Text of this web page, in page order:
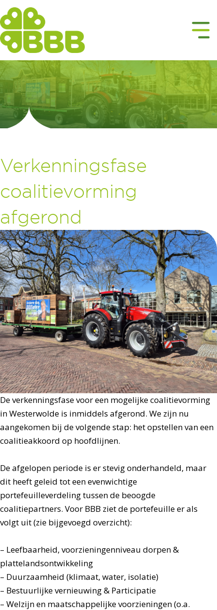
Verkenningsfase
coalitievorming
afgerond
De verkenningsfase voor een mogelijke coalitievorming
in Westerwolde is inmiddels afgerond. We zijn nu
aangekomen bij de volgende stap: het opstellen van een
coalitieakkoord op hoofdlijnen.
De afgelopen periode is er stevig onderhandeld, maar
dit heeft geleid tot een evenwichtige
portefeuilleverdeling tussen de beoogde
coalitiepartners. Voor BBB ziet de portefeuille er als
volgt uit (zie bijgevoegd overzicht):
– Leefbaarheid, voorzieningenniveau dorpen &
plattelandsontwikkeling
– Duurzaamheid (klimaat, water, isolatie)
– Bestuurlijke vernieuwing & Participatie
– Welzijn en maatschappelijke voorzieningen (o.a.